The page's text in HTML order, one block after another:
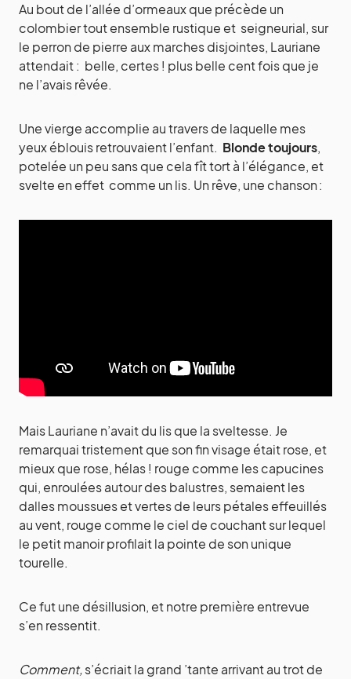
Au bout de l’allée d’ormeaux que précède un
colombier tout ensemble rustique et seigneurial, sur
le perron de pierre aux marches disjointes, Lauriane
attendait : belle, certes ! plus belle cent fois que je
ne l’avais rêvée.
Une vierge accomplie au travers de laquelle mes
yeux éblouis retrouvaient l’enfant. Blonde toujours,
potelée un peu sans que cela fît tort à l’élégance, et
svelte en effet comme un lis. Un rêve, une chanson :
Mais Lauriane n’avait du lis que la sveltesse. Je
remarquai tristement que son fin visage était rose, et
mieux que rose, hélas ! rouge comme les capucines
qui, enroulées autour des balustres, semaient les
dalles moussues et vertes de leurs pétales effeuillés
au vent, rouge comme le ciel de couchant sur lequel
le petit manoir profilait la pointe de son unique
tourelle.
Ce fut une désillusion, et notre première entrevue
s’en ressentit.
Comment,s’écriait la grand ’tante arrivant au trot de